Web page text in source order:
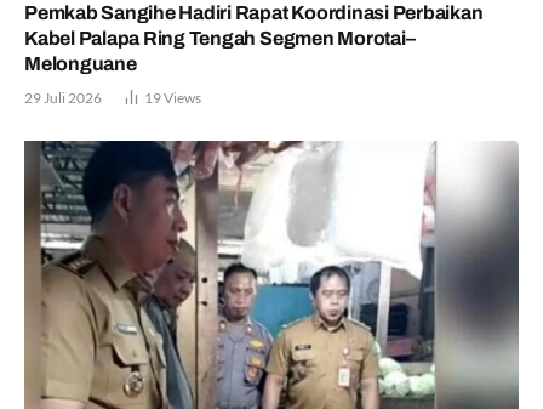
Pemkab Sangihe Hadiri Rapat Koordinasi Perbaikan
Kabel Palapa Ring Tengah Segmen Morotai–
Melonguane
29 Juli 2026 19Views